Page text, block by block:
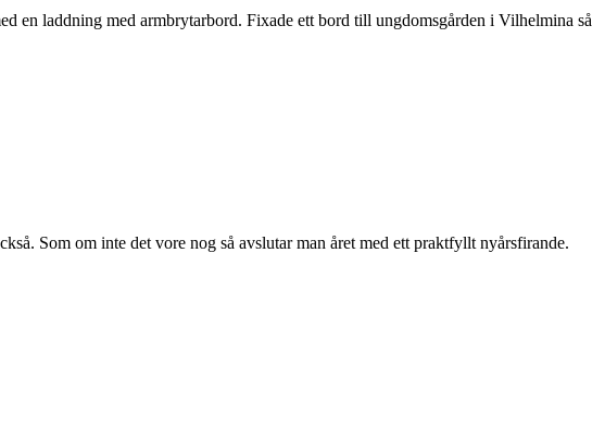
en laddning med armbrytarbord. Fixade ett bord till ungdomsgården i Vilhelmina så
Som om inte det vore nog så avslutar man året med ett praktfyllt nyårsfirande.